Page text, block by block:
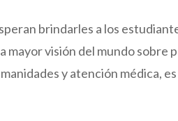
brindarles a los
visión del mundo sobre
y atención médica,